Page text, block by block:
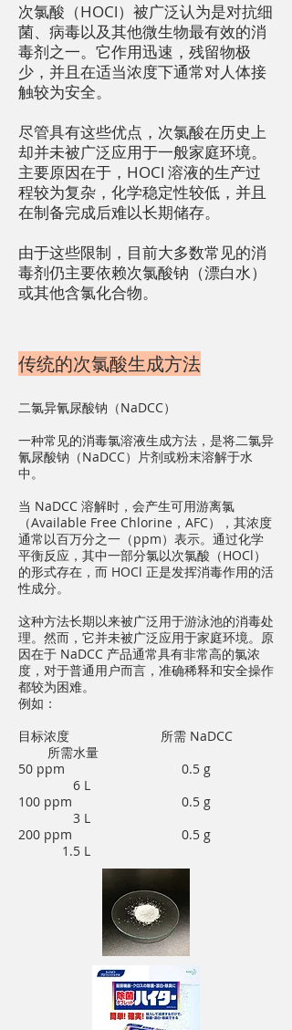
次氯酸（HOCl）被广泛认为是对抗细
菌、病毒以及其他微生物最有效的消
毒剂之一。它作用迅速，残留物极
少，并且在适当浓度下通常对人体接
触较为安全。
尽管具有这些优点，次氯酸在历史上
却并未被广泛应用于一般家庭环境。
主要原因在于，HOCl 溶液的生产过
程较为复杂，化学稳定性较低，并且
在制备完成后难以长期储存。
由于这些限制，目前大多数常见的消
毒剂仍主要依赖次氯酸钠（漂白水）
或其他含氯化合物。
传统的次氯酸生成方法
二氯异氰尿酸钠（NaDCC）
一种常见的消毒氯溶液生成方法，是将二氯异
氰尿酸钠（NaDCC）片剂或粉末溶解于水
中。
当 NaDCC 溶解时，会产生可用游离氯
（Available Free Chlorine，AFC），其浓度
通常以百万分之一（ppm）表示。通过化学
平衡反应，其中一部分氯以次氯酸（HOCl）
的形式存在，而 HOCl 正是发挥消毒作用的活
性成分。
这种方法长期以来被广泛用于游泳池的消毒处
理。然而，它并未被广泛应用于家庭环境。原
因在于 NaDCC 产品通常具有非常高的氯浓
度，对于普通用户而言，准确稀释和安全操作
都较为困难。
例如：
目标浓度 所需 NaDCC
所需水量
50 ppm 0.5 g
6 L
100 ppm 0.5 g
3 L
200 ppm 0.5 g
1.5 L